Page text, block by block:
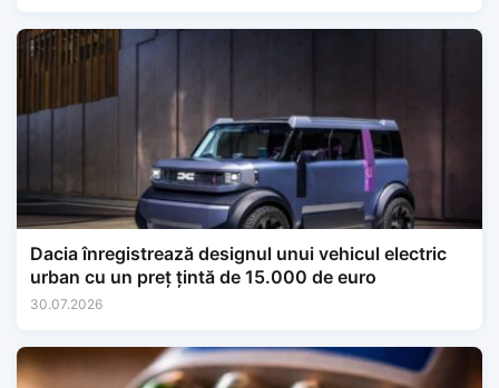
Dacia înregistrează designul unui vehicul electric
urban cu un preț țintă de 15.000 de euro
30.07.2026